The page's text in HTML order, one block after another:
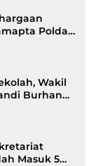
Polda
Wakil
Burhan
Masuk 5